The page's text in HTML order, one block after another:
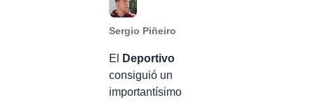
Sergio Piñeiro
El
Deportivo
consiguió un
importantísimo